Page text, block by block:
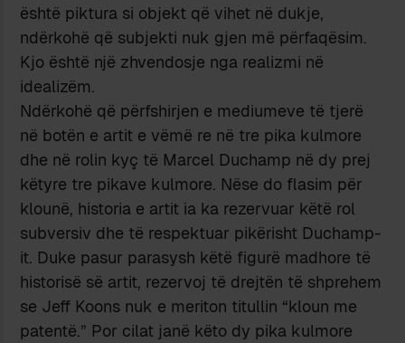
është piktura si objekt që vihet në dukje,
ndërkohë që subjekti nuk gjen më përfaqësim.
Kjo është një zhvendosje nga realizmi në
idealizëm.
Ndërkohë që përfshirjen e mediumeve të tjerë
në botën e artit e vëmë re në tre pika kulmore
dhe në rolin kyç të Marcel Duchamp në dy prej
këtyre tre pikave kulmore. Nëse do flasim për
klounë, historia e artit ia ka rezervuar këtë rol
subversiv dhe të respektuar pikërisht Duchamp-
it. Duke pasur parasysh këtë figurë madhore të
historisë së artit, rezervoj të drejtën të shprehem
se Jeff Koons nuk e meriton titullin “kloun me
patentë.” Por cilat janë këto dy pika kulmore